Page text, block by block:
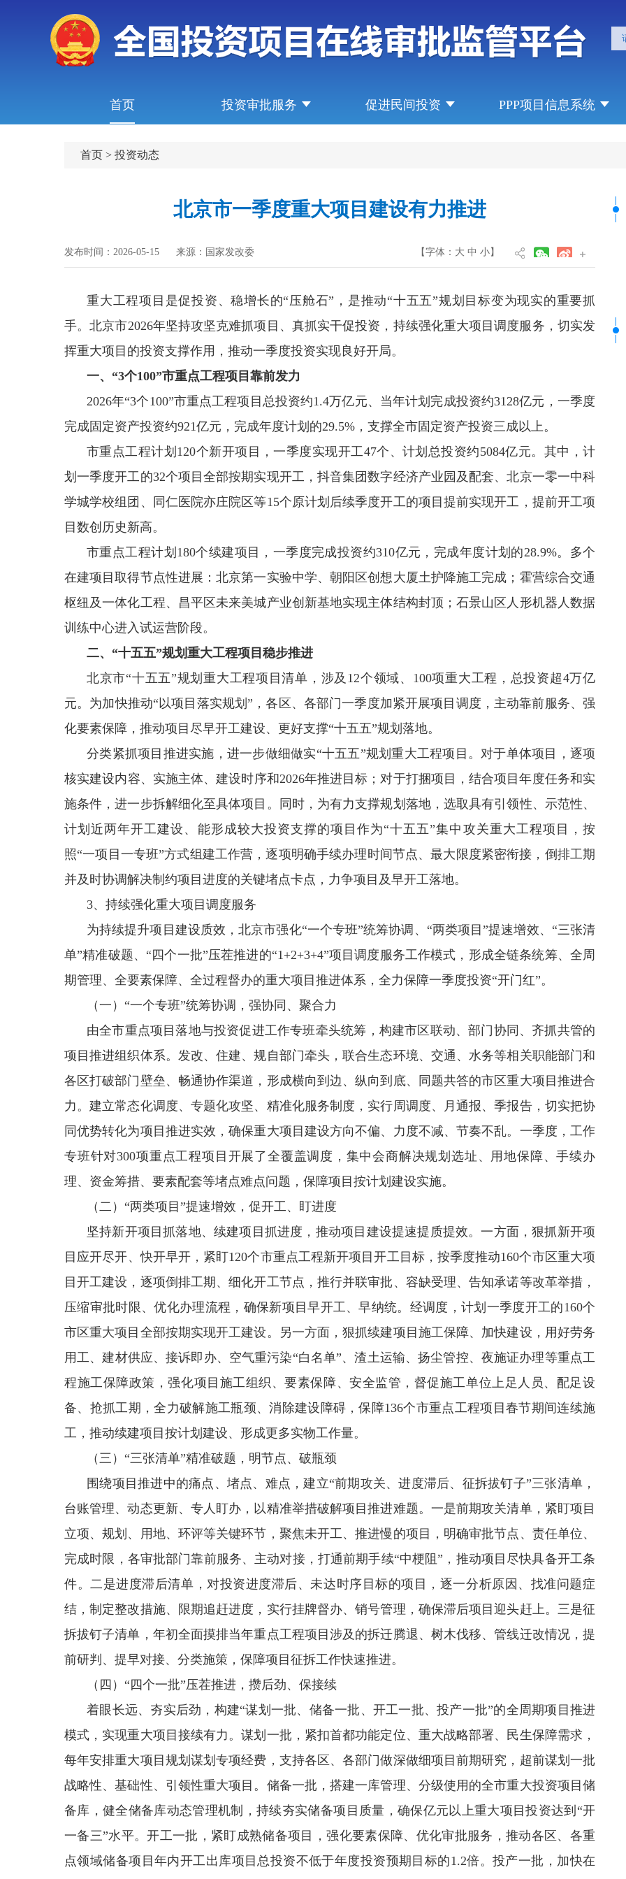
首页 投资审批服务 促进民间投资 PPP项目信息系统
首页 >投资动态
北京市一季度重大项目建设有力推进
发布时间：2026-05-15 来源：国家发改委 【字体： 大 中 小】
重大工程项目是促投资、稳增长的“压舱石”，是推动“十五五”规划目标变为现实的重要抓
手。北京市2026年坚持攻坚克难抓项目、真抓实干促投资，持续强化重大项目调度服务，切实发
挥重大项目的投资支撑作用，推动一季度投资实现良好开局。
一、“3个100”市重点工程项目靠前发力
2026年“3个100”市重点工程项目总投资约1.4万亿元、当年计划完成投资约3128亿元，一季度
完成固定资产投资约921亿元，完成年度计划的29.5%，支撑全市固定资产投资三成以上。
市重点工程计划120个新开项目，一季度实现开工47个、计划总投资约5084亿元。其中，计
划一季度开工的32个项目全部按期实现开工，抖音集团数字经济产业园及配套、北京一零一中科
学城学校组团、同仁医院亦庄院区等15个原计划后续季度开工的项目提前实现开工，提前开工项
目数创历史新高。
市重点工程计划180个续建项目，一季度完成投资约310亿元，完成年度计划的28.9%。多个
在建项目取得节点性进展：北京第一实验中学、朝阳区创想大厦土护降施工完成；霍营综合交通
枢纽及一体化工程、昌平区未来美城产业创新基地实现主体结构封顶；石景山区人形机器人数据
训练中心进入试运营阶段。
二、“十五五”规划重大工程项目稳步推进
北京市“十五五”规划重大工程项目清单，涉及12个领域、100项重大工程，总投资超4万亿
元。为加快推动“以项目落实规划”，各区、各部门一季度加紧开展项目调度，主动靠前服务、强
化要素保障，推动项目尽早开工建设、更好支撑“十五五”规划落地。
分类紧抓项目推进实施，进一步做细做实“十五五”规划重大工程项目。对于单体项目，逐项
核实建设内容、实施主体、建设时序和2026年推进目标；对于打捆项目，结合项目年度任务和实
施条件，进一步拆解细化至具体项目。同时，为有力支撑规划落地，选取具有引领性、示范性、
计划近两年开工建设、能形成较大投资支撑的项目作为“十五五”集中攻关重大工程项目，按
照“一项目一专班”方式组建工作营，逐项明确手续办理时间节点、最大限度紧密衔接，倒排工期
并及时协调解决制约项目进度的关键堵点卡点，力争项目及早开工落地。
3、持续强化重大项目调度服务
为持续提升项目建设质效，北京市强化“一个专班”统筹协调、“两类项目”提速增效、“三张清
单”精准破题、“四个一批”压茬推进的“1+2+3+4”项目调度服务工作模式，形成全链条统筹、全周
期管理、全要素保障、全过程督办的重大项目推进体系，全力保障一季度投资“开门红”。
（一）“一个专班”统筹协调，强协同、聚合力
由全市重点项目落地与投资促进工作专班牵头统筹，构建市区联动、部门协同、齐抓共管的
项目推进组织体系。发改、住建、规自部门牵头，联合生态环境、交通、水务等相关职能部门和
各区打破部门壁垒、畅通协作渠道，形成横向到边、纵向到底、同题共答的市区重大项目推进合
力。建立常态化调度、专题化攻坚、精准化服务制度，实行周调度、月通报、季报告，切实把协
同优势转化为项目推进实效，确保重大项目建设方向不偏、力度不减、节奏不乱。一季度，工作
专班针对300项重点工程项目开展了全覆盖调度，集中会商解决规划选址、用地保障、手续办
理、资金筹措、要素配套等堵点难点问题，保障项目按计划建设实施。
（二）“两类项目”提速增效，促开工、盯进度
坚持新开项目抓落地、续建项目抓进度，推动项目建设提速提质提效。一方面，狠抓新开项
目应开尽开、快开早开，紧盯120个市重点工程新开项目开工目标，按季度推动160个市区重大项
目开工建设，逐项倒排工期、细化开工节点，推行并联审批、容缺受理、告知承诺等改革举措，
压缩审批时限、优化办理流程，确保新项目早开工、早纳统。经调度，计划一季度开工的160个
市区重大项目全部按期实现开工建设。另一方面，狠抓续建项目施工保障、加快建设，用好劳务
用工、建材供应、接诉即办、空气重污染“白名单”、渣土运输、扬尘管控、夜施证办理等重点工
程施工保障政策，强化项目施工组织、要素保障、安全监管，督促施工单位上足人员、配足设
备、抢抓工期，全力破解施工瓶颈、消除建设障碍，保障136个市重点工程项目春节期间连续施
工，推动续建项目按计划建设、形成更多实物工作量。
（三）“三张清单”精准破题，明节点、破瓶颈
围绕项目推进中的痛点、堵点、难点，建立“前期攻关、进度滞后、征拆拔钉子”三张清单，
台账管理、动态更新、专人盯办，以精准举措破解项目推进难题。一是前期攻关清单，紧盯项目
立项、规划、用地、环评等关键环节，聚焦未开工、推进慢的项目，明确审批节点、责任单位、
完成时限，各审批部门靠前服务、主动对接，打通前期手续“中梗阻”，推动项目尽快具备开工条
件。二是进度滞后清单，对投资进度滞后、未达时序目标的项目，逐一分析原因、找准问题症
结，制定整改措施、限期追赶进度，实行挂牌督办、销号管理，确保滞后项目迎头赶上。三是征
拆拔钉子清单，年初全面摸排当年重点工程项目涉及的拆迁腾退、树木伐移、管线迁改情况，提
前研判、提早对接、分类施策，保障项目征拆工作快速推进。
（四）“四个一批”压茬推进，攒后劲、保接续
着眼长远、夯实后劲，构建“谋划一批、储备一批、开工一批、投产一批”的全周期项目推进
模式，实现重大项目接续有力。谋划一批，紧扣首都功能定位、重大战略部署、民生保障需求，
每年安排重大项目规划谋划专项经费，支持各区、各部门做深做细项目前期研究，超前谋划一批
战略性、基础性、引领性重大项目。储备一批，搭建一库管理、分级使用的全市重大投资项目储
备库，健全储备库动态管理机制，持续夯实储备项目质量，确保亿元以上重大项目投资达到“开
一备三”水平。开工一批，紧盯成熟储备项目，强化要素保障、优化审批服务，推动各区、各重
点领域储备项目年内开工出库项目总投资不低于年度投资预期目标的1.2倍。投产一批，加快在